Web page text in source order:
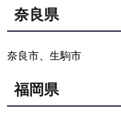
奈良県
奈良市、生駒市
福岡県